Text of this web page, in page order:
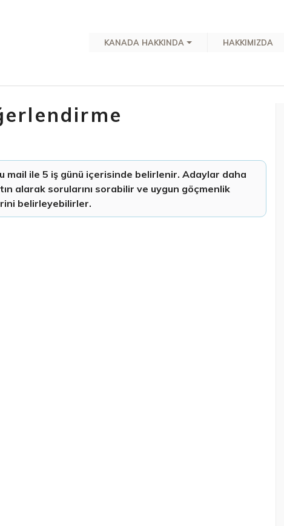
KANADA HAKKINDA HAKKIMIZDA
mail ile 5 iş günü içerisinde belirlenir. Adaylar daha
alarak sorularını sorabilir ve uygun göçmenlik
belirleyebilirler.